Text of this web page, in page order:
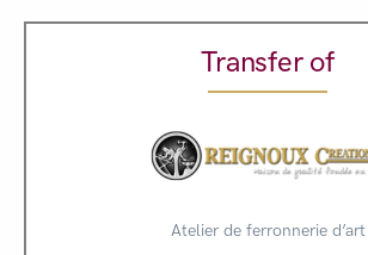
Transfer of
Atelier de ferronnerie d’art